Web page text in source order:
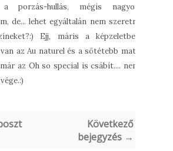
a porzás-hullás, mégis nagyon
de... lehet egyáltalán nem szeretni
Ejj, máris a képzeletbeli
az Au naturel és a sötétebb matt
az Oh so special is csábít.... nem
Következő
bejegyzés →